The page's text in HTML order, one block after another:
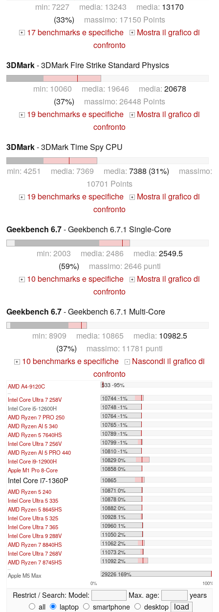
min: 7227 media: 13243 media: 13170
(33%) massimo: 17150 Points
+ 17 benchmarks e specifiche +
Mostra il grafico di
confronto
3DMark- 3DMark Fire Strike Standard Physics
min: 10060 media: 19646 media: 20678
(37%) massimo: 26448 Points
+ 19 benchmarks e specifiche +
Mostra il grafico di
confronto
3DMark- 3DMark Time Spy CPU
min: 4251 media: 7369 media: 7388 (31%) massimo:
10701 Points
+ 19 benchmarks e specifiche +
Mostra il grafico di
confronto
Geekbench 6.7- Geekbench 6.7.1 Single-Core
min: 2003 media: 2486 media: 2549.5
(59%) massimo: 2646 punti
+ 10 benchmarks e specifiche +
Mostra il grafico di
confronto
Geekbench 6.7- Geekbench 6.7.1 Multi-Core
min: 8909 media: 10865 media: 10982.5
(37%) massimo: 11781 punti
+ 10 benchmarks e specifiche -
Nascondi il grafico di
confronto
AMD A4-9120C 533 -95%
...
Intel Core Ultra 7 258V
10744 -1%
Intel Core i5-12600H
10748 -1%
AMD Ryzen 7 PRO 250
10764 -1%
AMD Ryzen AI 5 340
10765 -1%
AMD Ryzen 5 7640HS
10789 -1%
Intel Core Ultra 7 256V
10799 -1%
AMD Ryzen AI 5 PRO 440
10810 -1%
Intel Core i9-12900H
10829 0%
Apple M1 Pro 8-Core
10858 0%
Intel Core i7-1360P
10865
AMD Ryzen 5 240
10871 0%
Intel Core Ultra 5 335
10878 0%
AMD Ryzen 5 8645HS
10882 0%
Intel Core Ultra 5 325
10928 1%
Intel Core Ultra 7 365
10960 1%
Intel Core Ultra 9 288V
11050 2%
AMD Ryzen 7 8840HS
11062 2%
Intel Core Ultra 7 268V
11073 2%
AMD Ryzen 7 8745HS
11092 2%
...
Apple M5 Max 29226 169%
0% 100%
Restrict / Search: Model: Max. age:
years
all
laptop smartphone desktop